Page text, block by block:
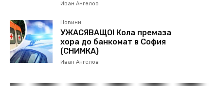
Иван Ангелов
Новини
УЖАСЯВАЩО! Кола премаза
хора до банкомат в София
(СНИМКА)
Иван Ангелов